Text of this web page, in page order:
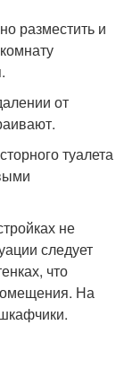
разместить и
от
туалета
не
следует
что
На